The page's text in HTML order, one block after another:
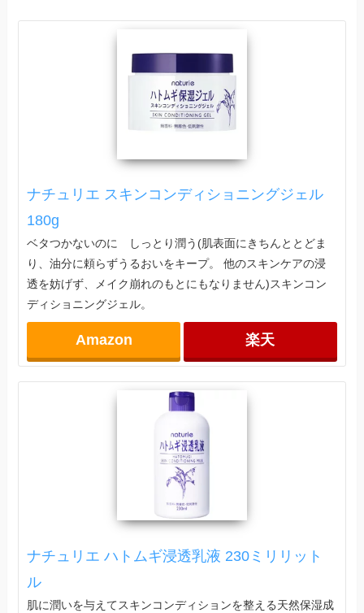
ナチュリエ スキンコンディショニングジェル
180g
ベタつかないのに しっとり潤う(肌表面にきちんととどま
り、油分に頼らずうるおいをキープ。 他のスキンケアの浸
透を妨げず、メイク崩れのもとにもなりません)スキンコン
ディショニングジェル。
Amazon 楽天
ナチュリエ ハトムギ浸透乳液 230ミリリット
ル
肌に潤いを与えてスキンコンディションを整える天然保湿成